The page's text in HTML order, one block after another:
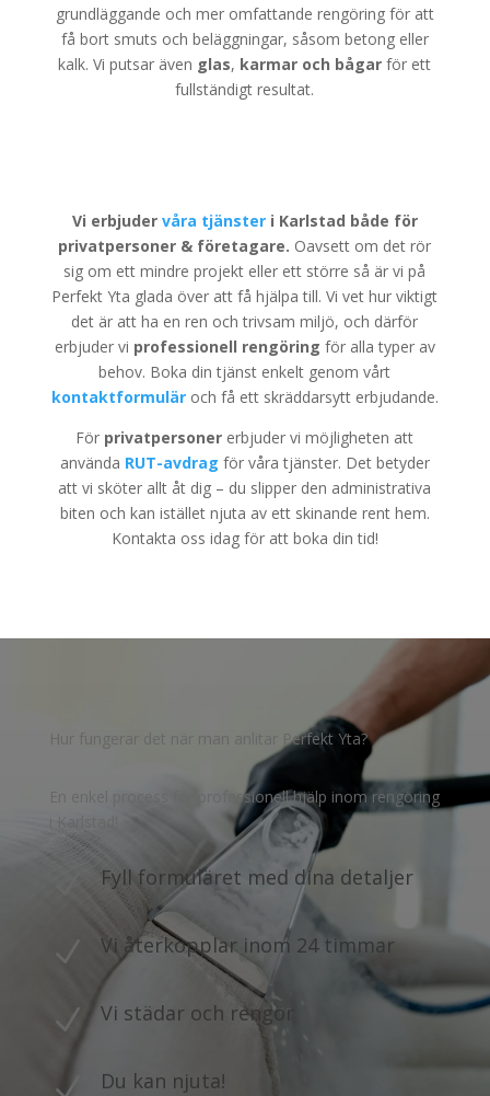
grundläggande och mer omfattande rengöring för att
få bort smuts och beläggningar, såsom betong eller
kalk. Vi putsar även glas, karmar och bågar för ett
fullständigt resultat.
Vi erbjuder våra tjänsteri Karlstad både för
privatpersoner & företagare. Oavsett om det rör
sig om ett mindre projekt eller ett större så är vi på
Perfekt Yta glada över att få hjälpa till. Vi vet hur viktigt
det är att ha en ren och trivsam miljö, och därför
erbjuder vi professionell rengöring för alla typer av
behov. Boka din tjänst enkelt genom vårt
kontaktformuläroch få ett skräddarsytt erbjudande.
För privatpersoner erbjuder vi möjligheten att
använda RUT-avdrag för våra tjänster. Det betyder
att vi sköter allt åt dig – du slipper den administrativa
biten och kan istället njuta av ett skinande rent hem.
Kontakta oss idag för att boka din tid!
Hur fungerar det när man anlitar Perfekt Yta?
En enkel process för professionell hjälp inom rengöring
Fyll formuläret med dina detaljer
N Vi återkopplar inom 24 timmar
N Vi städar och rengör
N Du kan njuta!